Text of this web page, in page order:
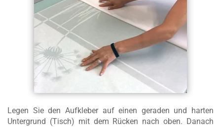
Legen Sie den Aufkleber auf einen geraden und harten
Untergrund (Tisch) mit dem Rücken nach oben. Danach